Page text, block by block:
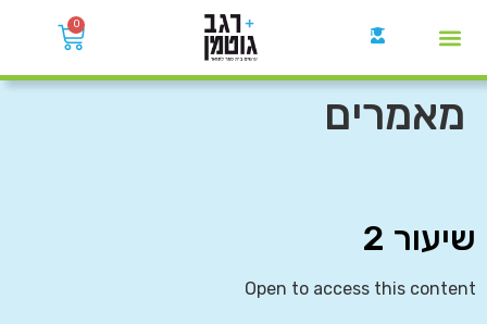
0
מאמרים
שיעור 2
Open to access this content